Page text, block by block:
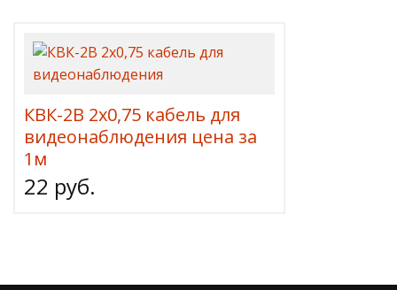
КВК-2В 2х0,75 кабель для
видеонаблюдения цена за
1м
22 руб.